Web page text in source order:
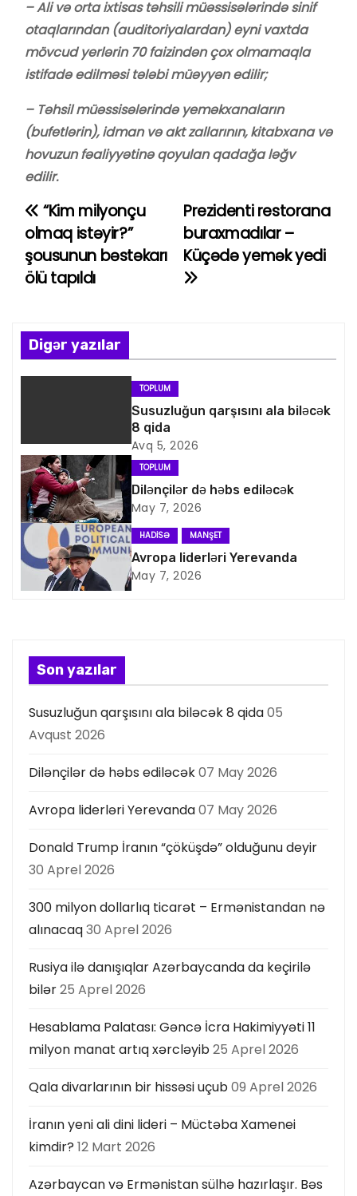
– Ali və orta ixtisas təhsili müəssisələrində sinif
otaqlarından (auditoriyalardan) eyni vaxtda
mövcud yerlərin 70 faizindən çox olmamaqla
istifadə edilməsi tələbi müəyyən edilir;
– Təhsil müəssisələrində yeməkxanaların
(bufetlərin), idman və akt zallarının, kitabxana və
hovuzun fəaliyyətinə qoyulan qadağa ləğv
edilir.
Y
a
z
n
a
i
q
a
s
i
a
s
ı
Prezidenti restorana
buraxmadılar –
Küçədə yemək yedi
“Kim milyonçu
olmaq istəyir?”
şousunun bəstəkarı
ölü tapıldı
Digər yazılar
TOPLUM
Susuzluğun qarşısını ala biləcək
8 qida
Avq 5, 2026
TOPLUM
Dilənçilər də həbs ediləcək
May 7, 2026
HADISƏ MANŞET
Avropa liderləri Yerevanda
May 7, 2026
Son yazılar
Susuzluğun qarşısını ala biləcək 8 qida05
Avqust 2026
Dilənçilər də həbs ediləcək07 May 2026
Avropa liderləri Yerevanda07 May 2026
Donald Trump İranın “çöküşdə” olduğunu deyir
30 Aprel 2026
300 milyon dollarlıq ticarət – Ermənistandan nə
alınacaq30 Aprel 2026
Rusiya ilə danışıqlar Azərbaycanda da keçirilə
bilər25 Aprel 2026
Hesablama Palatası: Gəncə İcra Hakimiyyəti 11
milyon manat artıq xərcləyib25 Aprel 2026
Qala divarlarının bir hissəsi uçub09 Aprel 2026
İranın yeni ali dini lideri – Müctəba Xamenei
kimdir? 12 Mart 2026
Azərbaycan və Ermənistan sülhə hazırlaşır. Bəs